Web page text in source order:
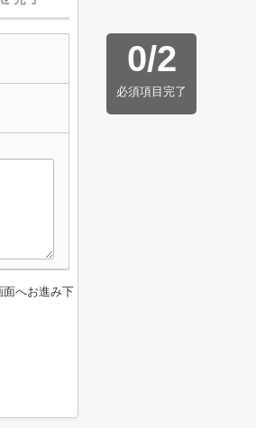
0/2
必須項目完了
へお進み下